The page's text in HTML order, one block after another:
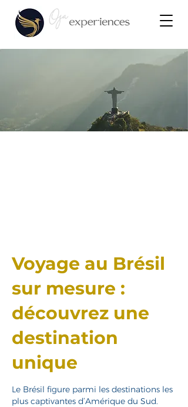
Voyage au Brésil
sur mesure :
découvrez une
destination
unique
Le Brésil figure parmi les destinations les
plus captivantes d’Amérique du Sud.